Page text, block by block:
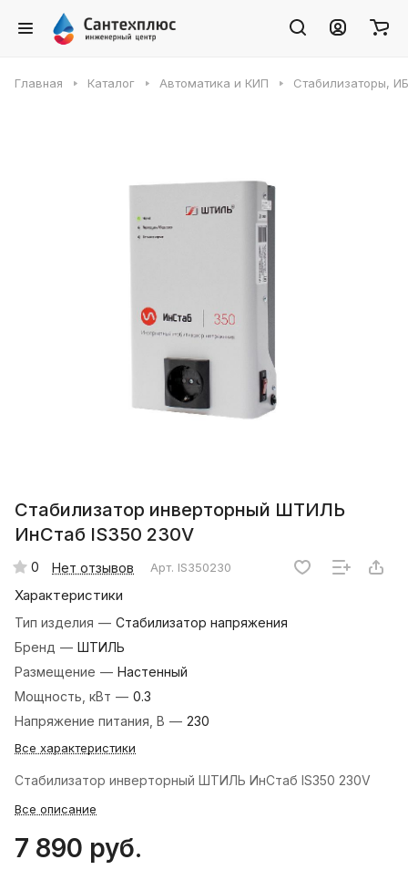
Главная Каталог Автоматика и КИП Стабилизаторы,
Стабилизатор инверторный ШТИЛЬ
ИнСтаб IS350 230V
0 Нет отзывов Арт. IS350230
Характеристики
Тип изделия — Стабилизатор напряжения
Бренд — ШТИЛЬ
Размещение — Настенный
Мощность, кВт — 0.3
Напряжение питания, В — 230
Все характеристики
Стабилизатор инверторный ШТИЛЬ ИнСтаб IS350 230V
Все описание
7 890 руб.